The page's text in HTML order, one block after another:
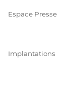
Espace Presse
Implantations